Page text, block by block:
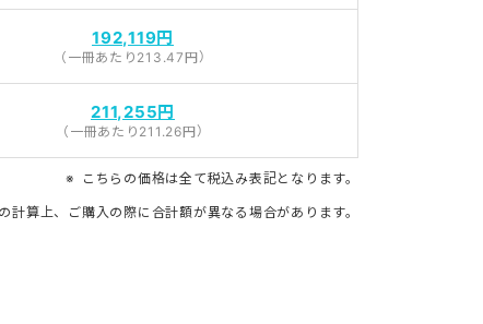
192,119円
（一冊あたり213.47円）
211,255円
（一冊あたり211.26円）
こちらの価格は全て税込み表記となります。
計算上、ご購入の際に合計額が異なる場合があります。